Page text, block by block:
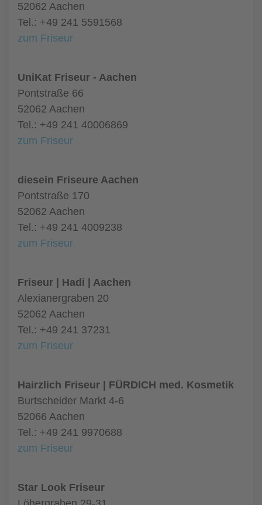
52062 Aachen
Tel.: +49 241 5591568
zum Friseur
UniKat Friseur - Aachen
Pontstraße 66
52062 Aachen
Tel.: +49 241 40006869
zum Friseur
diesein Friseure Aachen
Pontstraße 170
52062 Aachen
Tel.: +49 241 4009238
zum Friseur
Friseur | Hadi | Aachen
Alexianergraben 20
52062 Aachen
Tel.: +49 241 37231
zum Friseur
Hairzlich Friseur | FÜRDICH med. Kosmetik
Burtscheider Markt 4-6
52066 Aachen
Tel.: +49 241 9970688
zum Friseur
Star Look Friseur